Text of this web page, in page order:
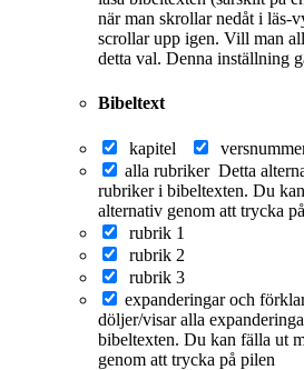
när man skrollar nedåt i läs-
scrollar upp igen. Vill man
detta val. Denna inställning
Bibeltext
kapitel
alla rubriker Detta
rubriker i bibeltexten. Du
alternativ genom att trycka
rubrik 1
rubrik 2
rubrik 3
expanderingar och
döljer/visar alla
bibeltexten. Du kan fälla ut
genom att trycka på pilen